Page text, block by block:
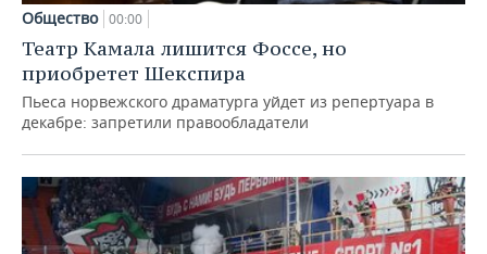
Общество 00:00
Театр Камала лишится Фоссе, но
приобретет Шекспира
Пьеса норвежского драматурга уйдет из репертуара в
декабре: запретили правообладатели